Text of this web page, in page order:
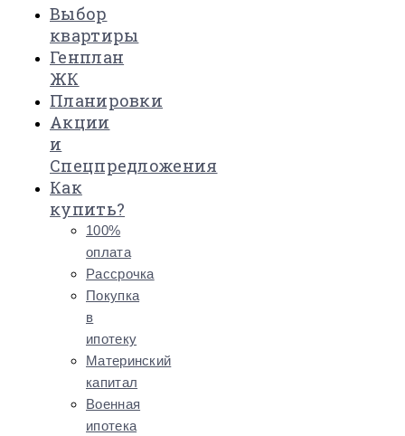
Выбор
квартиры
Генплан
ЖК
Планировки
Акции
и
Спецпредложения
Как
купить?
100%
оплата
Рассрочка
Покупка
в
ипотеку
Материнский
капитал
Военная
ипотека